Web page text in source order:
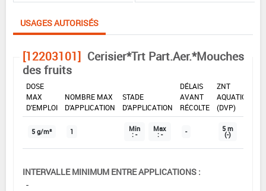
USAGES AUTORISÉS
[12203101] Cerisier*Trt Part.Aer.*Mouches
des fruits
DOSE
MAX
D'EMPLOI
NOMBRE MAX
D'APPLICATION
STADE
D'APPLICATION
DÉLAIS
AVANT
RÉCOLTE
ZNT
AQUATIQUE
(DVP)
5 g/m² 1 Min
: -
Max
: - - 5 m
(-)
INTERVALLE MINIMUM ENTRE APPLICATIONS :
-